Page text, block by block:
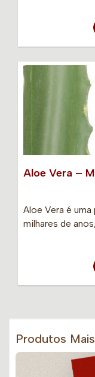
Aloe Vera –
Aloe Vera é
milhares de
Produtos